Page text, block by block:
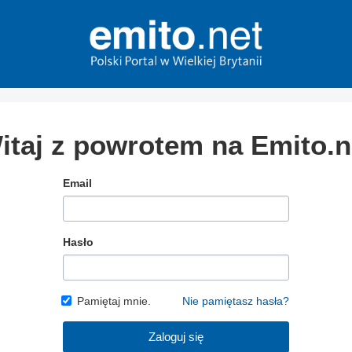
z powrotem na
Email
Hasło
Pamiętaj mnie. Nie pamiętasz hasła?
Zaloguj się